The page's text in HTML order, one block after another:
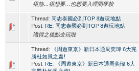
很熱…很想要…也想要入哩間學校
Thread: 同志泰國必到TOP 8遊玩地點
Post: RE: 同志泰國必到TOP 8遊玩地點
識得之後點去玩啦
Thread:
《周遊東京》新日本通周奕瑋 6大完
勝杜如風之處!
Post: RE: 《周遊東京》新日本通周奕瑋 6大